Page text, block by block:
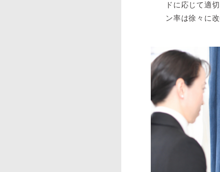
ドに応じて適
ン率は徐々に